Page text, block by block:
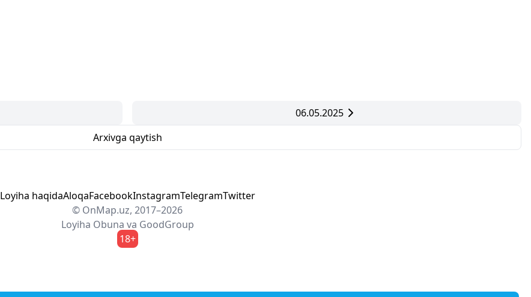
06.05.2025
Arxivga qaytish
Loyiha haqidaAloqaFacebookInstagramTelegramTwitter
© OnMap.uz, 2017–2026
Loyiha Obuna va GoodGroup
18+